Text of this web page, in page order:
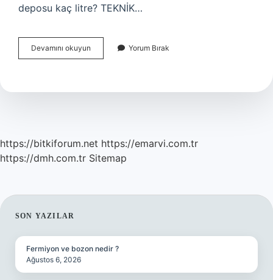
deposu kaç litre? TEKNİK…
Devamını okuyun
Biçerdöver
Litre
Yorum Bırak
https://bitkiforum.net https://emarvi.com.tr
https://dmh.com.tr Sitemap
SIDEBAR
SON YAZILAR
Fermiyon ve bozon nedir ?
Ağustos 6, 2026